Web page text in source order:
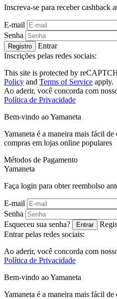
Inscreva-se para receber cashback
E-mail
Senha
Registro
Entrar
Inscrições pelas redes sociais:
This site is protected by
Policy and Terms of Service apply.
Ao aderir, você concorda com
Política de Privacidade
Bem-vindo aoYamaneta
Yamaneta é a maneira mais fácil
compras em lojas online populares
Métodos de Pagamento
Yamaneta
Faça login para obter reembolso
E-mail
Senha
Esqueceu sua senha?
Entrar
Entrar pelas redes sociais:
Ao aderir, você concorda com
Política de Privacidade
Bem-vindo aoYamaneta
Yamaneta é a maneira mais fácil